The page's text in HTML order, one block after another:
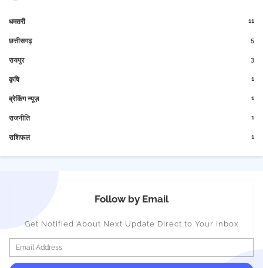
धमतरी 11
छत्तीसगढ़ 5
रायपुर 3
कृषि 1
ब्रेकिंग न्यूज़ 1
राजनीति 1
राशिफल 1
Follow by Email
Get Notified About Next Update Direct to Your inbox